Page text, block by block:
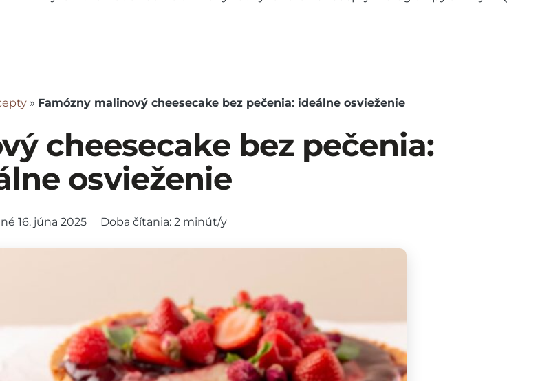
» Famózny malinový cheesecake bez pečenia: ideálne osvieženie
cheesecake bez pečenia:
osvieženie
16. júna 2025 Doba čítania: 2 minút/y